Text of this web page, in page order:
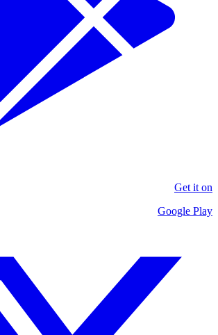
Get it on
Google Play